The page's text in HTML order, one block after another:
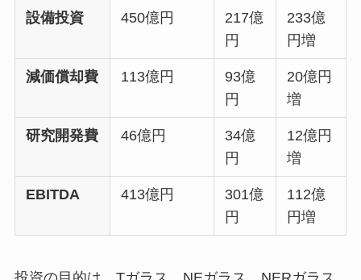
設備投資 450億円
217億
円
233億
円増
減価償却費 113億円
93億
円
20億円
増
研究開発費 46億円
34億
円
12億円
増
EBITDA 413億円
301億
円
112億
円増